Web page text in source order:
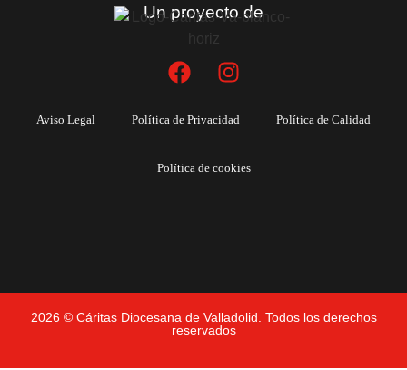
Un proyecto de
Aviso Legal Política de Privacidad Política de Calidad
Política de cookies
2026 © Cáritas Diocesana de Valladolid. Todos los derechos
reservados